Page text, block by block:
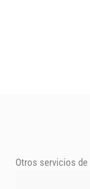
Otros servicios de